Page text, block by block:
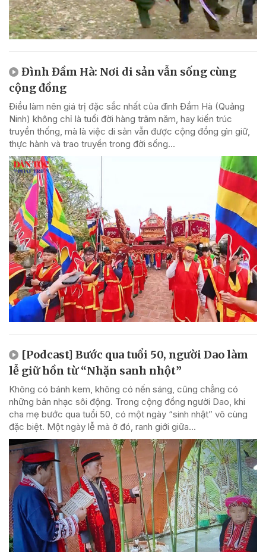
Đình Đầm Hà: Nơi di sản vẫn sống cùng
cộng đồng
Điều làm nên giá trị đặc sắc nhất của đình Đầm Hà (Quảng
Ninh) không chỉ là tuổi đời hàng trăm năm, hay kiến trúc
truyền thống, mà là việc di sản vẫn được cộng đồng gìn giữ,
thực hành và trao truyền trong đời sống...
[Podcast] Bước qua tuổi 50, người Dao làm
lễ giữ hồn từ “Nhặn sanh nhột”
Không có bánh kem, không có nến sáng, cũng chẳng có
những bản nhạc sôi động. Trong cộng đồng người Dao, khi
cha mẹ bước qua tuổi 50, có một ngày “sinh nhật” vô cùng
đặc biệt. Một ngày lễ mà ở đó, ranh giới giữa...